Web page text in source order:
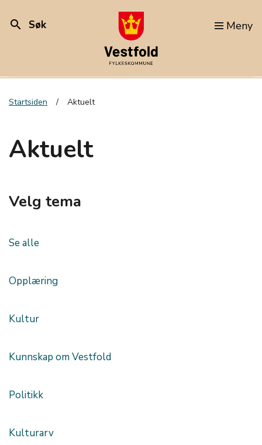
search Søk Meny
Startsiden Aktuelt
Aktuelt
Velg tema
Se alle
Opplæring
Kultur
Kunnskap om Vestfold
Politikk
Kulturarv